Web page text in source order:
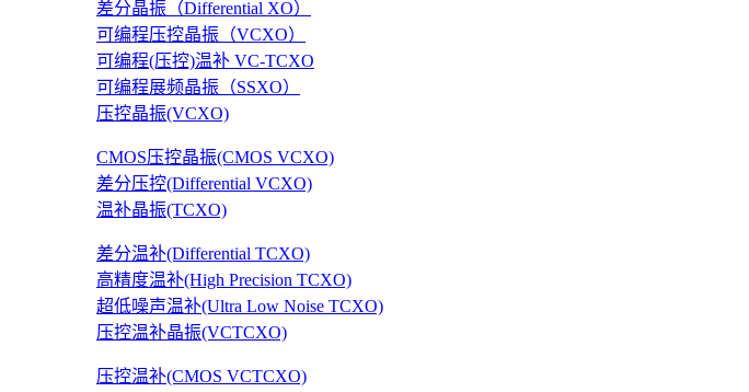
差分晶振（Differential XO）
可编程压控晶振（VCXO）
可编程(压控)温补 VC-TCXO
可编程展频晶振（SSXO）
压控晶振(VCXO)
CMOS压控晶振(CMOS VCXO)
差分压控(Differential VCXO)
温补晶振(TCXO)
差分温补(Differential TCXO)
高精度温补(High Precision TCXO)
超低噪声温补(Ultra Low Noise TCXO)
压控温补晶振(VCTCXO)
压控温补(CMOS VCTCXO)